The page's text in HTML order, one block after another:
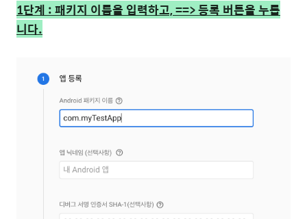
1단계 : 패키지 이름을 입력하고, ==> 등록 버튼을 누릅
니다.